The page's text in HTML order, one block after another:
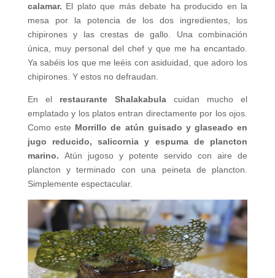
calamar. El plato que más debate ha producido en la
mesa por la potencia de los dos ingredientes, los
chipirones y las crestas de gallo. Una combinación
única, muy personal del chef y que me ha encantado.
Ya sabéis los que me leéis con asiduidad, que adoro los
chipirones. Y estos no defraudan.
En el restaurante Shalakabulacuidan mucho el
emplatado y los platos entran directamente por los ojos.
Como este Morrillo de atún guisado y glaseado en
jugo reducido, salicornia y espuma de plancton
marino. Atún jugoso y potente servido con aire de
plancton y terminado con una peineta de plancton.
Simplemente espectacular.